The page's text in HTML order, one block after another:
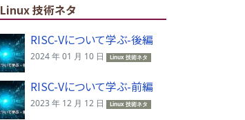
Linux 技術ネタ
RISC-Vについて学ぶ-後編
2024 年 01 月 10 日 Linux 技術ネタ
RISC-Vについて学ぶ-前編
2023 年 12 月 12 日 Linux 技術ネタ